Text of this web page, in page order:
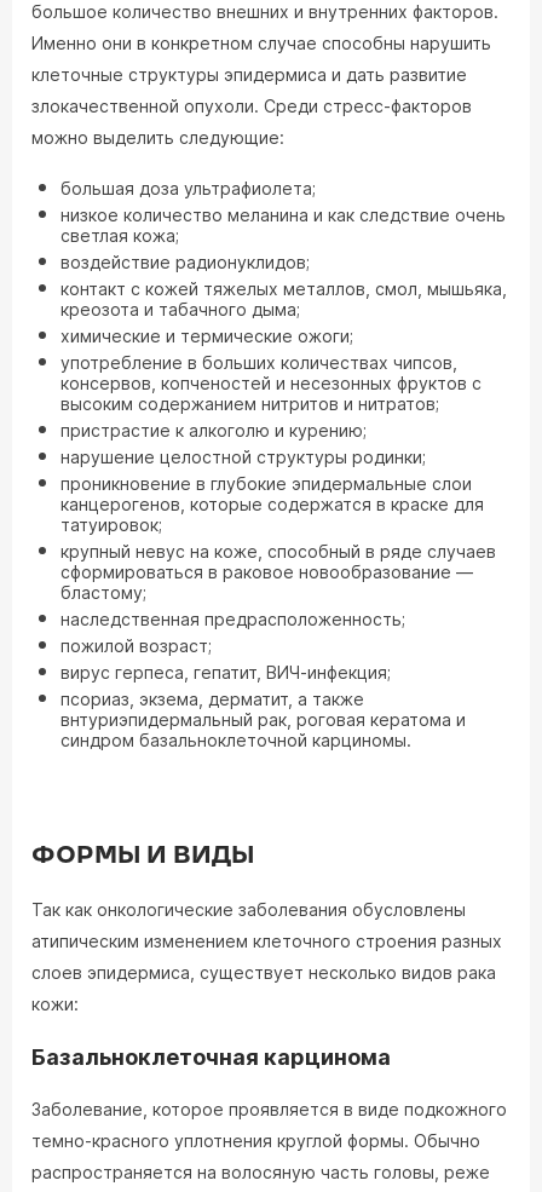
большое количество внешних и внутренних факторов.
Именно они в конкретном случае способны нарушить
клеточные структуры эпидермиса и дать развитие
злокачественной опухоли. Среди стресс-факторов
можно выделить следующие:
большая доза ультрафиолета;
низкое количество меланина и как следствие очень
светлая кожа;
воздействие радионуклидов;
контакт с кожей тяжелых металлов, смол, мышьяка,
креозота и табачного дыма;
химические и термические ожоги;
употребление в больших количествах чипсов,
консервов, копченостей и несезонных фруктов с
высоким содержанием нитритов и нитратов;
пристрастие к алкоголю и курению;
нарушение целостной структуры родинки;
проникновение в глубокие эпидермальные слои
канцерогенов, которые содержатся в краске для
татуировок;
крупный невус на коже, способный в ряде случаев
сформироваться в раковое новообразование —
бластому;
наследственная предрасположенность;
пожилой возраст;
вирус герпеса, гепатит, ВИЧ-инфекция;
псориаз, экзема, дерматит, а также
внтуриэпидермальный рак, роговая кератома и
синдром базальноклеточной карциномы.
ФОРМЫ И ВИДЫ
Так как онкологические заболевания обусловлены
атипическим изменением клеточного строения разных
слоев эпидермиса, существует несколько видов рака
кожи:
Базальноклеточная карцинома
Заболевание, которое проявляется в виде подкожного
темно-красного уплотнения круглой формы. Обычно
распространяется на волосяную часть головы, реже